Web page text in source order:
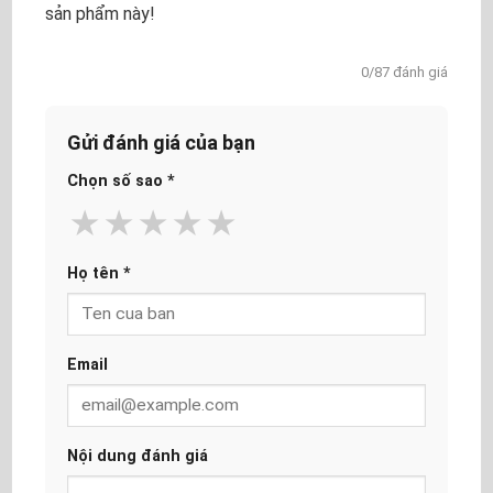
sản phẩm này!
0/87 đánh giá
Gửi đánh giá của bạn
Chọn số sao *
★
★
★
★
★
Họ tên *
Email
Nội dung đánh giá